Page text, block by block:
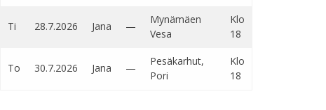
Ti 28.7.2026 Jana —
Mynämäen
Vesa
Klo
18
To 30.7.2026 Jana —
Pesäkarhut,
Pori
Klo
18